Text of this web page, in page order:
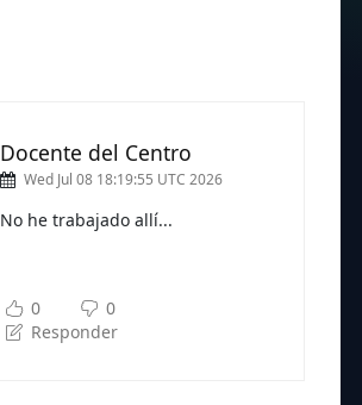
Docente del Centro
Wed Jul 08 18:19:55 UTC 2026
No he trabajado allí...
0
0
Responder